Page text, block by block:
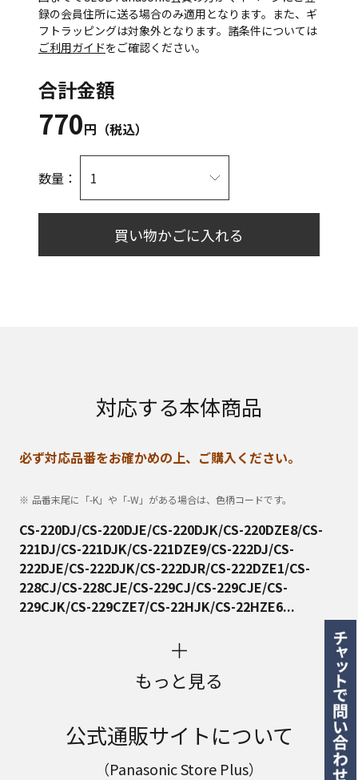
録の会員住所に送る場合のみ適用となります。また、ギ
フトラッピングは対象外となります。諸条件については
ご利用ガイドをご確認ください。
合計金額
770円（税込）
数量：
買い物かごに入れる
対応する本体商品
必ず対応品番をお確かめの上、ご購入ください。
品番末尾に「-K」や「-W」がある場合は、色柄コードです。
CS-220DJ/CS-220DJE/CS-220DJK/CS-220DZE8/CS-
221DJ/CS-221DJK/CS-221DZE9/CS-222DJ/CS-
222DJE/CS-222DJK/CS-222DJR/CS-222DZE1/CS-
228CJ/CS-228CJE/CS-229CJ/CS-229CJE/CS-
229CJK/CS-229CZE7/CS-22HJK/CS-22HZE6...
もっと見る
公式通販サイトについて
（Panasonic Store Plus）